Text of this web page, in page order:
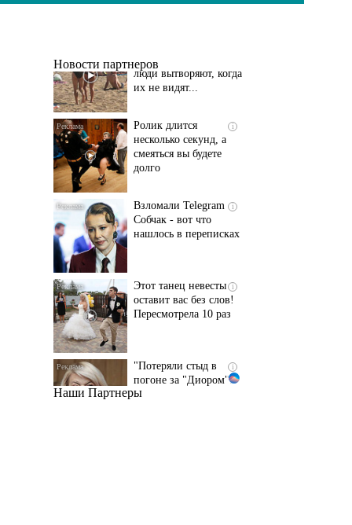
Новости партнеров
i
Ролик длится
несколько секунд, а
долго
Взломали Telegram
Собчак - вот что
i
Этот танец невесты
"Потеряли стыд в
семейке Плющенко
Ржу не переставая, это
Наши Партнеры